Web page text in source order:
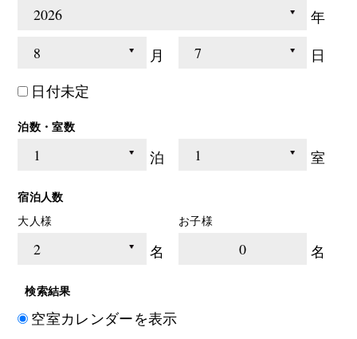
年
月
日
日付未定
泊数・室数
泊 室
宿泊人数
大人様
名
お子様
0 名
検索結果
空室カレンダーを表示